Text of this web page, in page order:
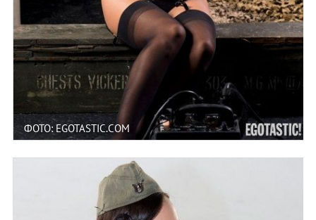
ФОТО: EGOTASTIC.COM